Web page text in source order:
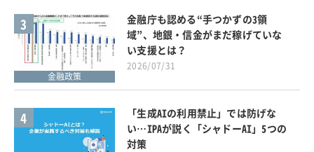
3
金融政策
金融庁も認める“手つかずの3領
域”、地銀・信金がまだ稼げていな
い支援とは？
2026/07/31
4
「生成AIの利用禁止」では防げな
い…IPAが説く「シャドーAI」5つの
対策